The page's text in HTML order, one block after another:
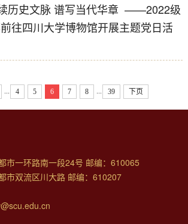
历史文脉 谱写当代华章  ——2022级
往四川大学博物馆开展主题党日活
4 5 6 7 8 39 下页
市一环路南一段24号 邮编：610065
市双流区川大路 邮编：610207